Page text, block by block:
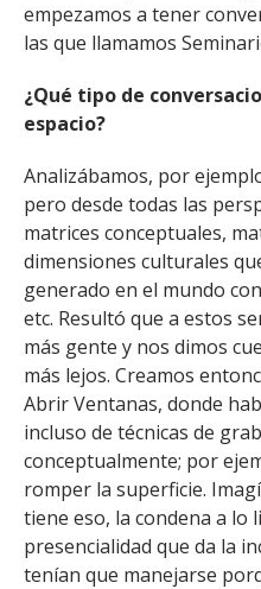
empezamos a tener
las que llamamos
¿Qué tipo de
espacio?
Analizábamos, por
pero desde todas las
matrices conceptuales,
dimensiones culturales
generado en el mundo
etc. Resultó que a estos
más gente y nos dimos
más lejos. Creamos
Abrir Ventanas, donde
incluso de técnicas de
conceptualmente; por
romper la superficie.
tiene eso, la condena a lo
presencialidad que da la
tenían que manejarse